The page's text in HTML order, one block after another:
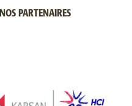
NOS PARTENAIRES